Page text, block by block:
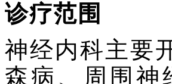
诊疗范围
神经内科主要
森病、周围神